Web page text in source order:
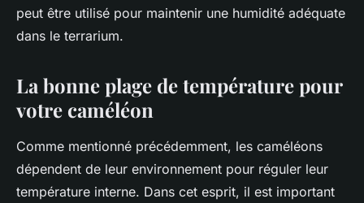
peut être utilisé pour maintenir une humidité adéquate
dans le terrarium.
La bonne plage de température pour
votre caméléon
Comme mentionné précédemment, les caméléons
dépendent de leur environnement pour réguler leur
température interne. Dans cet esprit, il est important